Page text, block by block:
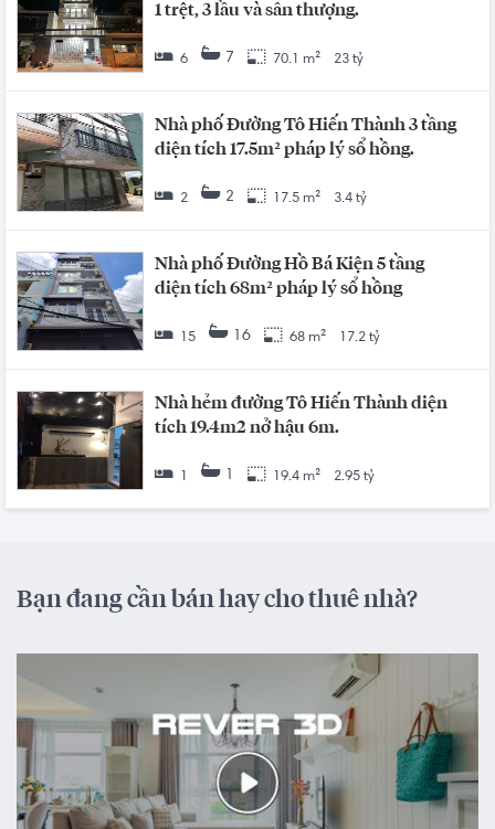
1 trệt, 3 lầu và sân thượng.
6 7 70.1 m² 23 tỷ
Nhà phố Đường Tô Hiến Thành 3 tầng
diện tích 17.5m² pháp lý sổ hồng.
2 2 17.5 m² 3.4 tỷ
Nhà phố Đường Hồ Bá Kiện 5 tầng
diện tích 68m² pháp lý sổ hồng
15 16 68 m² 17.2 tỷ
Nhà hẻm đường Tô Hiến Thành diện
tích 19.4m2 nở hậu 6m.
1 19.4 m² 2.95 tỷ
Bạn đang cần bán hay cho thuê nhà?